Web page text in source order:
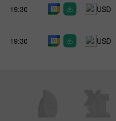
19:30 USD
19:30 USD